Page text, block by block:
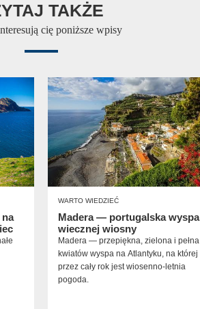
TAKŻE
cię poniższe wpisy
WARTO WIEDZIEĆ
Madera — portugalska wyspa
wiecznej wiosny
Madera — przepiękna, zielona i pełna
kwiatów wyspa na Atlantyku, na której
przez cały rok jest wiosenno-letnia
pogoda.